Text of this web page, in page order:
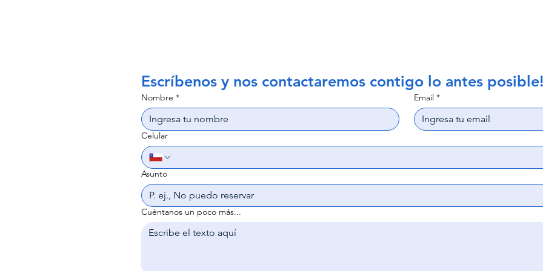
Escríbenos y nos contactaremos contigo lo antes posible!
Nombre * Email *
Celular
Asunto
Cuéntanos un poco más...